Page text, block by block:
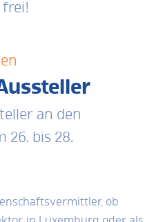
an den
26. bis 28.
ob